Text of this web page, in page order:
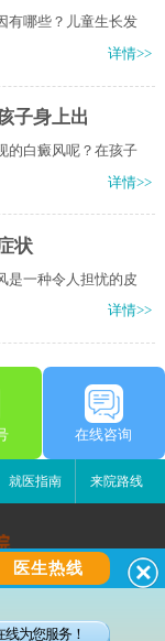
有哪些？儿童生长发
详情>>
子身上出
的白癜风呢？在孩子
详情>>
状
是一种令人担忧的皮
详情>>
在线咨询
就医指南 来院路线
医生热线
为您服务！